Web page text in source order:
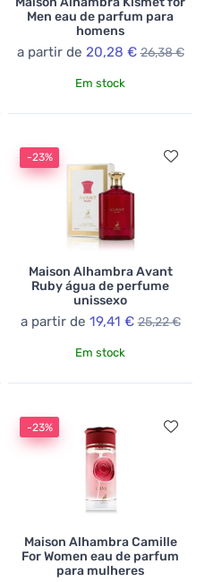
Men eau de parfum para
homens
a partir de 20,28 € 26,38 €
Em stock
-23%
Maison Alhambra Avant
Ruby água de perfume
unissexo
a partir de 19,41 € 25,22 €
Em stock
-23%
Maison Alhambra Camille
For Women eau de parfum
para mulheres